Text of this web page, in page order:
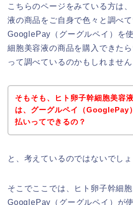
こちらのページをみている方は
液の商品をご自身で色々と調べて
GooglePay（グーグルペイ）を
細胞美容液の商品を購入できた
って調べているのかもしれません
そもそも、ヒト卵子幹細胞美容
は、グーグルペイ（GooglePay
払いってできるの？
と、考えているのではないでしょ
そこでここでは、ヒト卵子幹細
GooglePay（グーグルペイ）が